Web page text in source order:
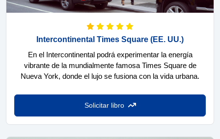
Intercontinental Times Square (EE. UU.)
En el Intercontinental podrá experimentar la energía
vibrante de la mundialmente famosa Times Square de
Nueva York, donde el lujo se fusiona con la vida urbana.
Solicitar libro